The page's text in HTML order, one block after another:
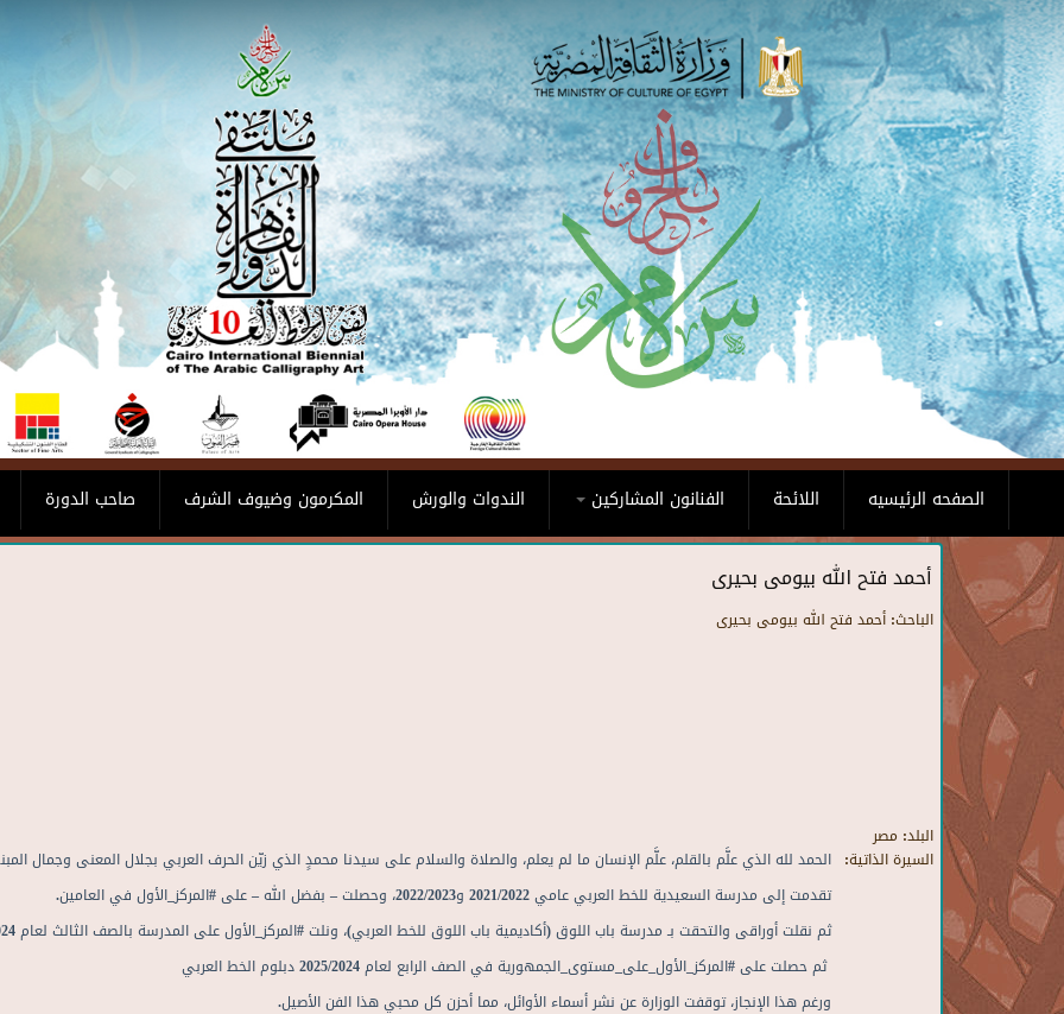
Skip to main content
صاحب الدورة المكرمون وضيوف الشرف الندوات والورش الفنانون المشاركين اللائحة الصفحه الرئيسيه
أحمد فتح الله بيومى بحيرى
الباحث: أحمد فتح الله بيومى بحيرى
البلد: مصر
السيرة الذاتية: الحمد لله الذي علَّم بالقلم، علَّم الإنسان ما لم يعلم، والصلاة والسلام على سيدنا محمدٍ الذي زيّن الحرف العربي بجلال المعنى وجمال
تقدمت إلى مدرسة السعيدية للخط العربي عامي 2021/2022 و2022/2023، وحصلت – بفضل الله – على #المركز_الأول في العامين.
ثم نقلت أوراقى والتحقت بـ مدرسة باب اللوق (أكاديمية باب اللوق للخط العربي)، ونلت #المركز_الأول على المدرسة بالصف الثالث لعام 2023/2024،
ثم حصلت على #المركز_الأول_على_مستوى_الجمهورية في الصف الرابع لعام 2025/2024 دبلوم الخط العربي
ورغم هذا الإنجاز، توقفت الوزارة عن نشر أسماء الأوائل، مما أحزن كل محبي هذا الفن الأصيل.